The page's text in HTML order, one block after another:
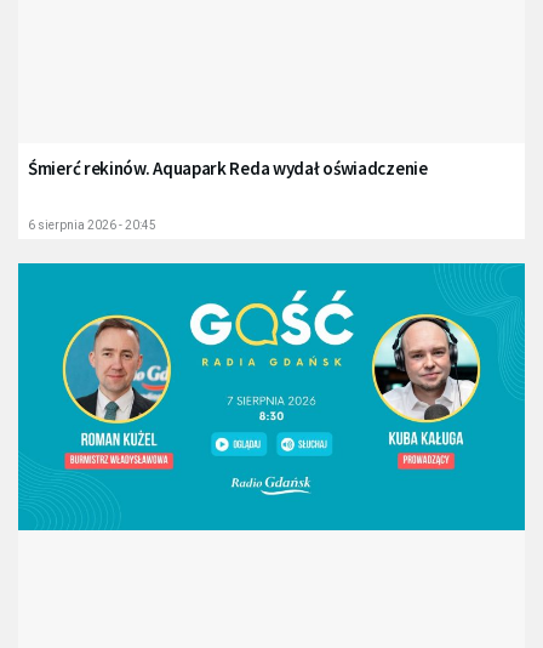
Śmierć rekinów. Aquapark Reda wydał oświadczenie
6 sierpnia 2026 - 20:45